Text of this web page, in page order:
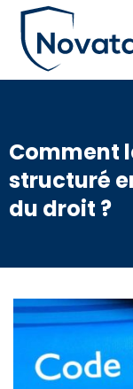
Comment
structuré
du droit ?